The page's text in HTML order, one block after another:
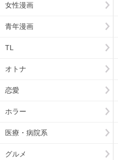
女性漫画
青年漫画
TL
オトナ
恋愛
ホラー
医療・病院系
グルメ